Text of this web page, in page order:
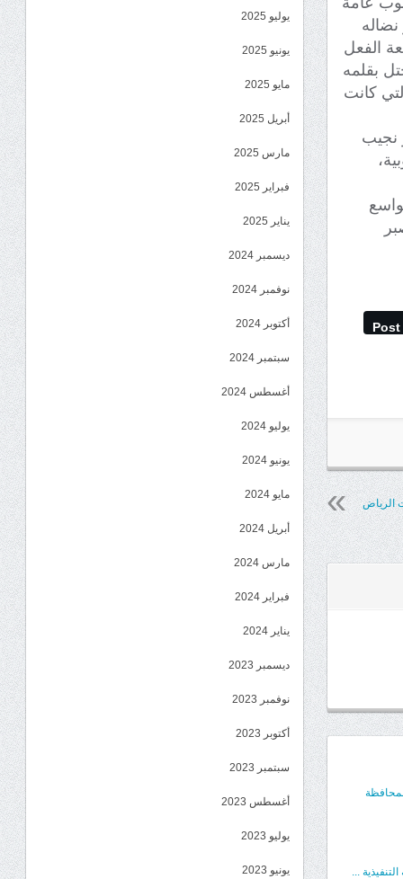
نضاله
الفعل
بقلمه
كانت
نجيب
Post
الرياض
...
يوليو 2025
يونيو 2025
مايو 2025
أبريل 2025
مارس 2025
فبراير 2025
يناير 2025
ديسمبر 2024
نوفمبر 2024
أكتوبر 2024
سبتمبر 2024
أغسطس 2024
يوليو 2024
يونيو 2024
مايو 2024
أبريل 2024
مارس 2024
فبراير 2024
يناير 2024
ديسمبر 2023
نوفمبر 2023
أكتوبر 2023
سبتمبر 2023
أغسطس 2023
يوليو 2023
يونيو 2023